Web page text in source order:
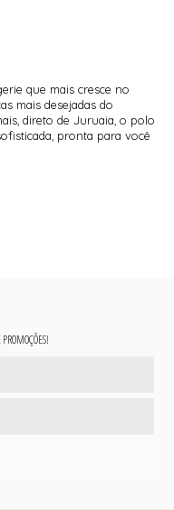
que mais cresce no
mais desejadas do
direto de Juruaia, o polo
pronta para você